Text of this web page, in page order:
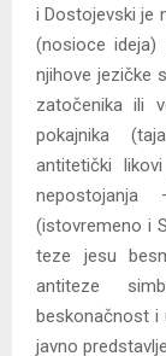
i Dostojevski je
(nosioce
njihove jezičke
zatočenika ili
pokajnika
antitetički
(istovremeno i
teze jesu
antiteze
beskonačnost i
javno